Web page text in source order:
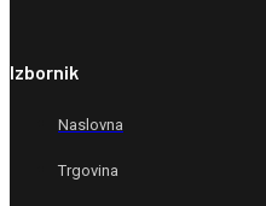
Izbornik
Naslovna
Trgovina